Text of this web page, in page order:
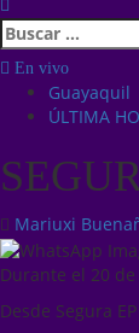
En vivo
Guayaquil
ÚLTIMA
Mariuxi
Durante el 20
Desde Segura